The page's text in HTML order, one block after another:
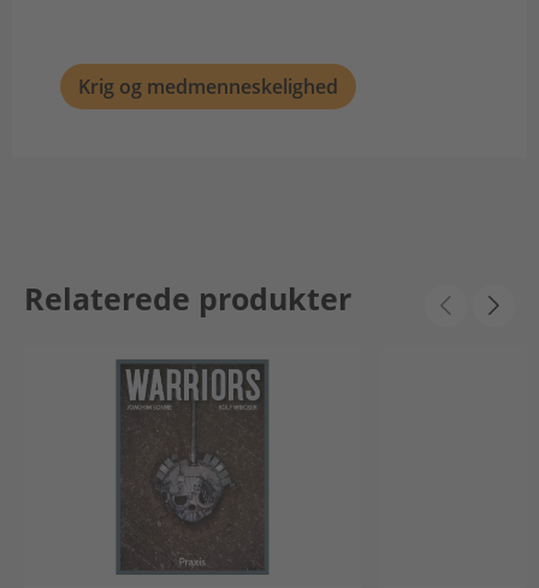
Krig og medmenneskelighed
Relaterede produkter